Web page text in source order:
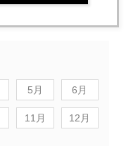
5月 6月
11月 12月